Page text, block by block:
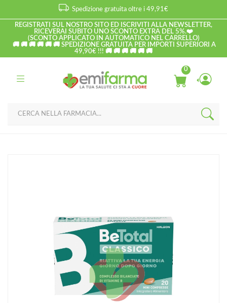
Spedizione gratuita oltre i 49,91€
REGISTRATI SUL NOSTRO SITO ED ISCRIVITI ALLA NEWSLETTER,
RICEVERAI SUBITO UNO SCONTO EXTRA DEL 5%.❤️
(SCONTO APPLICATO IN AUTOMATICO NEL CARRELLO)
🚚 🚚 🚚 🚚 🚚 🚚 SPEDIZIONE GRATUITA PER IMPORTI SUPERIORI A
49,90€ !!! 🚚 🚚 🚚 🚚 🚚 🚚
0